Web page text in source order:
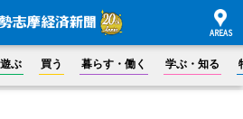
ぶ 買う 暮らす・働く 学ぶ・知る